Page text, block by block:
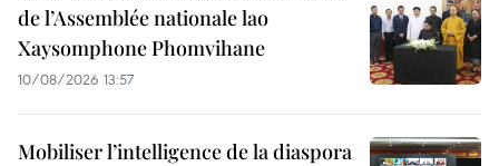
de l’Assemblée nationale lao
Xaysomphone Phomvihane
10/08/2026 13:57
Mobiliser l’intelligence de la diaspora